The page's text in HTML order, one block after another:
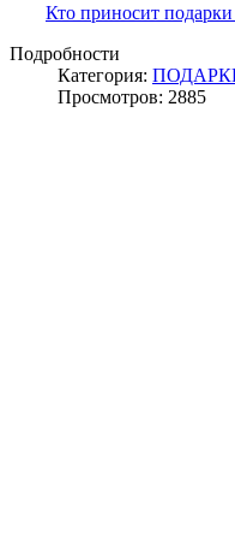
Кто приносит
Подробности
Категория:
Просмотров: 2885